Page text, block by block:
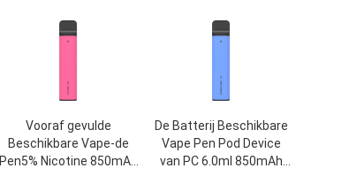
Vooraf gevulde
Beschikbare Vape-de
Pen5% Nicotine 850mAh
De Batterij Beschikbare
Vape Pen Pod Device
van PC 6.0ml 850mAh